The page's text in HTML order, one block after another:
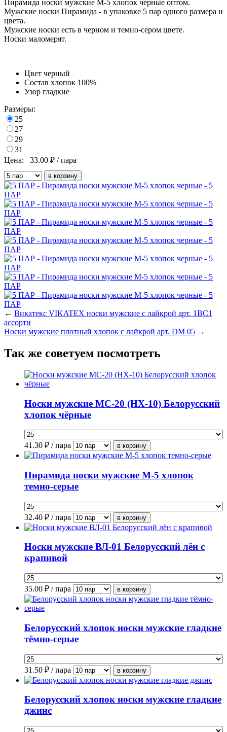
Пирамида носки мужские М-5 хлопок черные оптом.
Мужские носки Пирамида - в упаковке 5 пар одного размера и
цвета.
Мужские носки есть в черном и темно-сером цвете.
Носки маломерят.
Цвет черный
Состав хлопок 100%
Узор гладкие
Размеры:
25
27
29
31
Цена:
33.00 ₽ / пара
← Викатекс VIKATEX носки мужские с лайкрой арт. 1ВС1
ассорти
Носки мужские плотный хлопок с лайкрой арт. DM 05 →
Так же советуем посмотреть
Носки мужские МС-20 (НХ-10) Белорусский
хлопок чёрные
41.30 ₽ / пара
Пирамида носки мужские М-5 хлопок
темно-серые
32.40 ₽ / пара
Носки мужские ВЛ-01 Белорусский лён с
крапивой
35.00 ₽ / пара
Белорусский хлопок носки мужские гладкие
тёмно-серые
31.50 ₽ / пара
Белорусский хлопок носки мужские гладкие
джинс